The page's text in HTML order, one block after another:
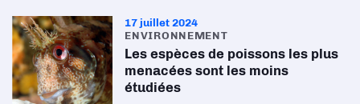
17 juillet 2024
ENVIRONNEMENT
Les espèces de poissons les plus
menacées sont les moins
étudiées